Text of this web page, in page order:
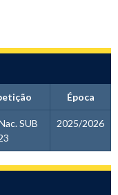
Época
SUB
2025/2026